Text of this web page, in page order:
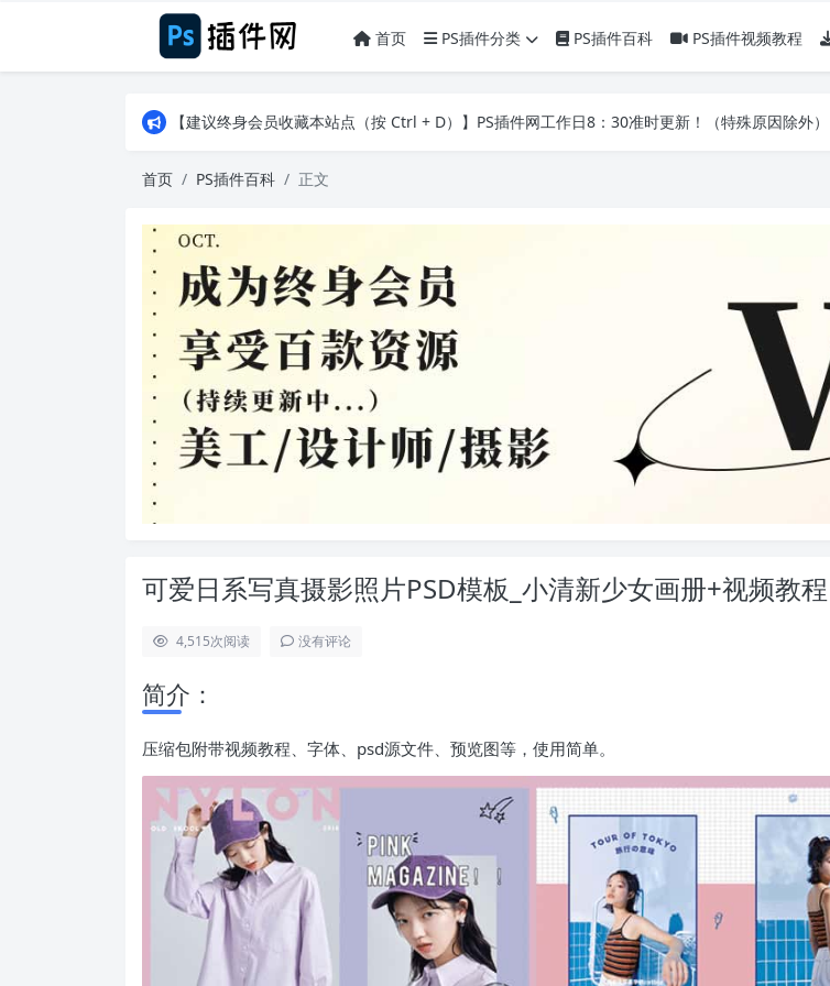
首页 PS插件分类 PS插件百科 PS插件视频教程
【建议终身会员收藏本站点（按 Ctrl + D）】PS插件网工作日8：30准时更新！（特殊原因除外）
【建议终身会员收藏本站点（按 Ctrl + D）】PS插件网工作日8：30准时更新！（特殊原因除外）
首页 PS插件百科 正文
可爱日系写真摄影照片PSD模板_小清新少女画册+视频教程
4,515次阅读 没有评论
简介：
压缩包附带视频教程、字体、psd源文件、预览图等，使用简单。